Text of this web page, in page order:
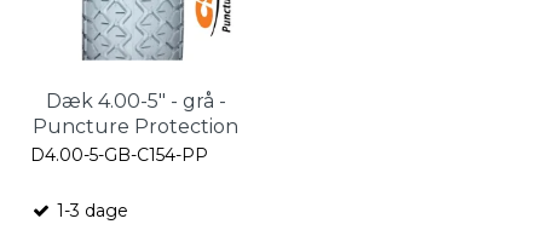
Dæk 4.00-5" - grå -
Puncture Protection
D4.00-5-GB-C154-PP
1-3 dage